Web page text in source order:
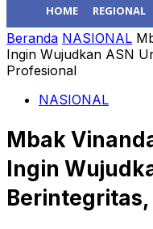
HOME REGIONAL
Beranda NASIONAL
Ingin Wujudkan ASN
Profesional
NASIONAL
Mbak
Ingin